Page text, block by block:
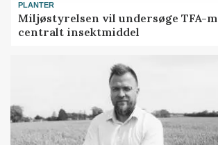
PLANTER
Miljøstyrelsen vil undersøge TFA-
centralt insektmiddel